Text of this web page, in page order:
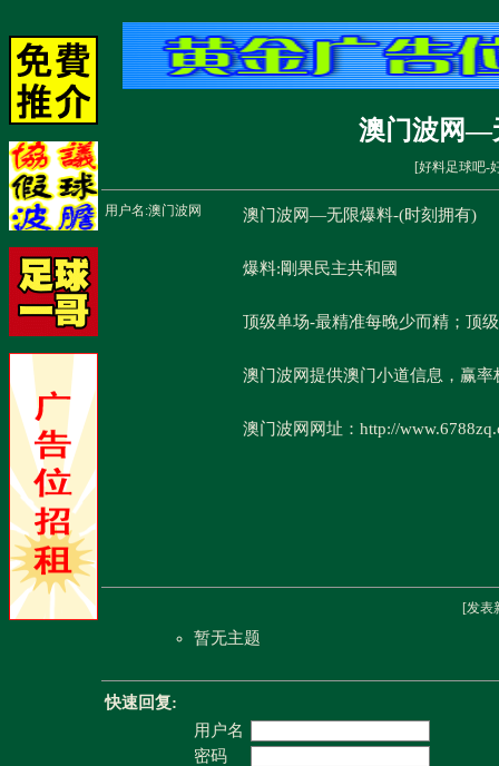
澳门波网—
[好料足球吧-
用户名:澳门波网 澳门波网—无限爆料-(时刻拥有)
爆料:剛果民主共和國
顶级单场-最精准每晚少而精；顶
澳门波网提供澳门小道信息，赢
澳门波网网址：http://
[发表
暂无主题
快速回复:
用户名
密码